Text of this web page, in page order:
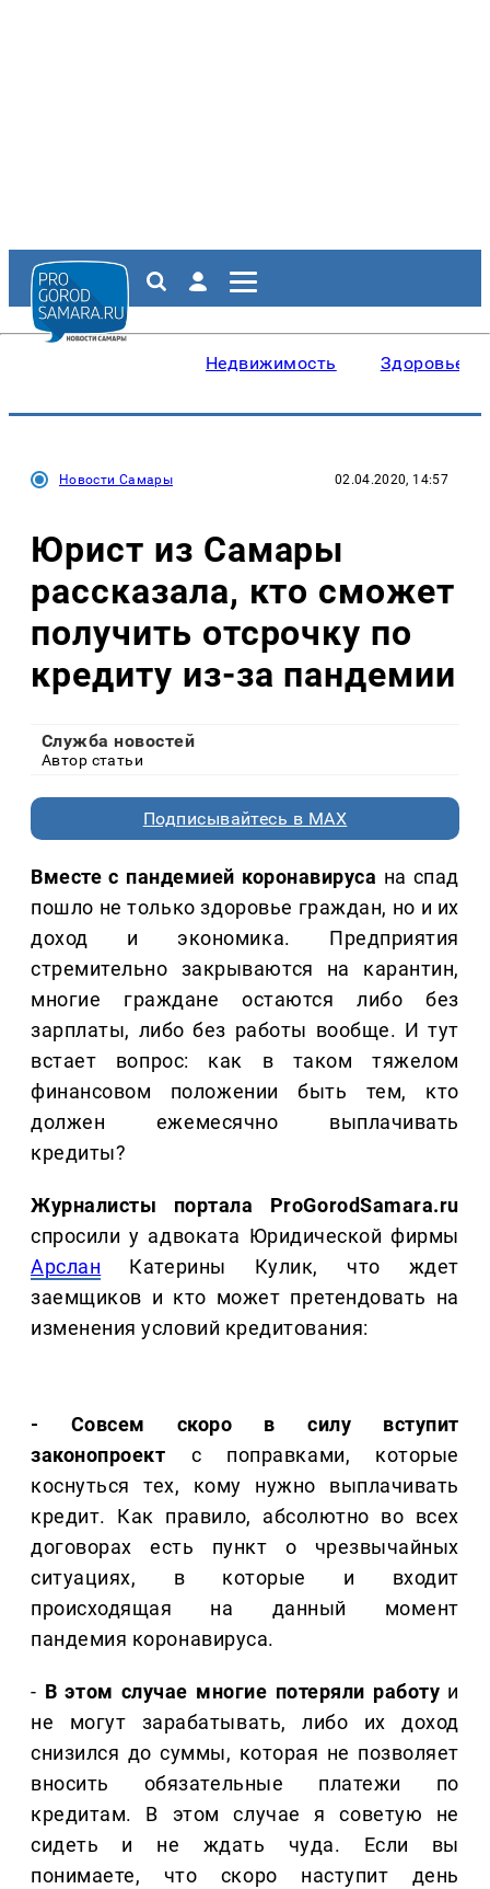
Недвижимость Здоровье
Новости Самары 02.04.2020, 14:57
Юрист из Самары
рассказала, кто сможет
получить отсрочку по
кредиту из-за пандемии
Служба новостей
Автор статьи
Подписывайтесь в MAX
Вместе с пандемией коронавируса на спад
пошло не только здоровье граждан, но и их
доход и экономика. Предприятия
стремительно закрываются на карантин,
многие граждане остаются либо без
зарплаты, либо без работы вообще. И тут
встает вопрос: как в таком тяжелом
финансовом положении быть тем, кто
должен ежемесячно выплачивать
кредиты?
Журналисты портала ProGorodSamara.ru
спросили у адвоката Юридической фирмы
Арслан Катерины Кулик, что ждет
заемщиков и кто может претендовать на
изменения условий кредитования:
- Совсем скоро в силу вступит
законопроект с поправками, которые
коснуться тех, кому нужно выплачивать
кредит. Как правило, абсолютно во всех
договорах есть пункт о чрезвычайных
ситуациях, в которые и входит
происходящая на данный момент
пандемия коронавируса.
- В этом случае многие потеряли работу и
не могут зарабатывать, либо их доход
снизился до суммы, которая не позволяет
вносить обязательные платежи по
кредитам. В этом случае я советую не
сидеть и не ждать чуда. Если вы
понимаете, что скоро наступит день